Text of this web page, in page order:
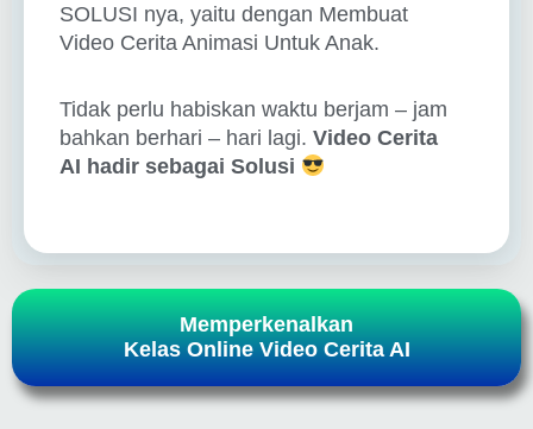
SOLUSI nya, yaitu dengan Membuat
Video Cerita Animasi Untuk Anak.
Tidak perlu habiskan waktu berjam – jam
bahkan berhari – hari lagi. Video Cerita
AI hadir sebagai Solusi
Memperkenalkan
Kelas Online Video Cerita AI